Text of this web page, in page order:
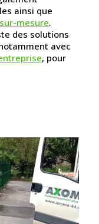
ainsi que
mesure.
des solutions
avec
, pour